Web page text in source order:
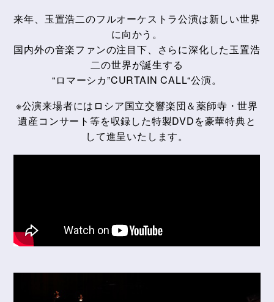
来年、玉置浩二のフルオーケストラ公演は新しい世界
に向かう。
国内外の音楽ファンの注目下、さらに深化した玉置浩
二の世界が誕生する
“ロマーシカ”CURTAIN CALL“公演。
※公演来場者にはロシア国立交響楽団＆薬師寺・世界
遺産コンサート等を収録した特製DVDを豪華特典と
して進呈いたします。